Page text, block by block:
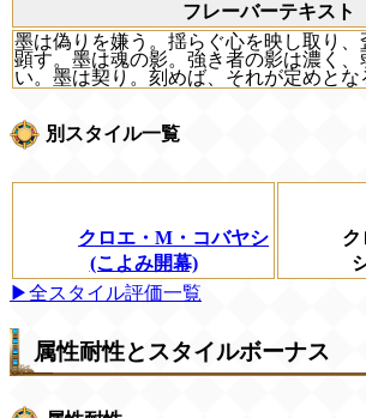
フレーバーテキスト
墨は偽りを嫌う。揺らぐ心を映し取り、
顕す。墨は魂の影。強き者の影は濃く、
い。墨は契り。刻めば、それが定めとな
別スタイル一覧
クロエ・M・コバヤシ
(こよみ開幕)
ク
▶全スタイル評価一覧
属性耐性とスタイルボーナス